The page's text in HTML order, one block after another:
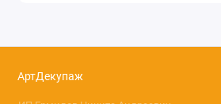
АртДекупаж